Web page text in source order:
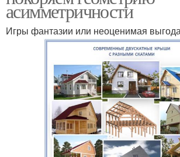
асимметричности
Игры фантазии или неоценимая